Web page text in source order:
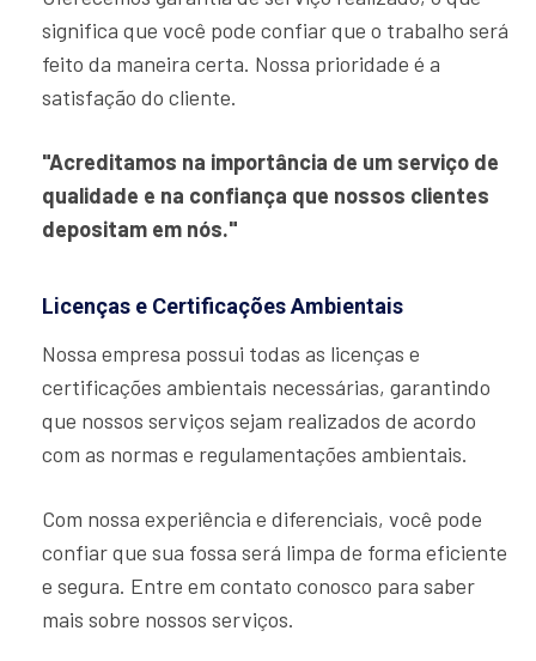
significa que você pode confiar que o trabalho será
feito da maneira certa. Nossa prioridade é a
satisfação do cliente.
"Acreditamos na importância de um serviço de
qualidade e na confiança que nossos clientes
depositam em nós."
Licenças e Certificações Ambientais
Nossa empresa possui todas as licenças e
certificações ambientais necessárias, garantindo
que nossos serviços sejam realizados de acordo
com as normas e regulamentações ambientais.
Com nossa experiência e diferenciais, você pode
confiar que sua fossa será limpa de forma eficiente
e segura. Entre em contato conosco para saber
mais sobre nossos serviços.